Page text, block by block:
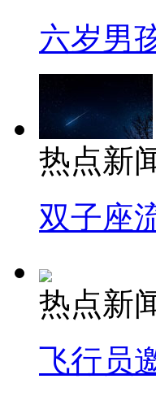
六岁男
热点新
双子座
热点新
飞行员